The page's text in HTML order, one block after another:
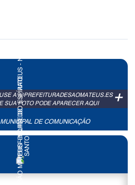
+
USE A @PREFEITURADESAOMATEUS.ES
E SUA FOTO PODE APARECER AQUI
DE COMUNICAÇÃO